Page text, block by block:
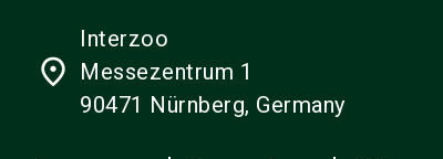
place
Interzoo
Messezentrum 1
90471 Nürnberg, Germany